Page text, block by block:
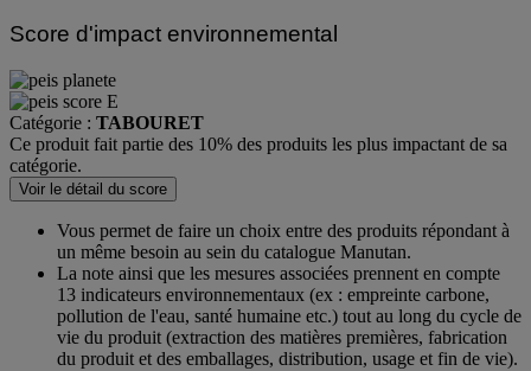
Score d'impact environnemental
Catégorie : TABOURET
Ce produit fait partie des 10% des produits les plus impactant de sa
catégorie.
Voir le détail du score
Vous permet de faire un choix entre des produits répondant à
un même besoin au sein du catalogue Manutan.
La note ainsi que les mesures associées prennent en compte
13 indicateurs environnementaux (ex : empreinte carbone,
pollution de l'eau, santé humaine etc.) tout au long du cycle de
vie du produit (extraction des matières premières, fabrication
du produit et des emballages, distribution, usage et fin de vie).